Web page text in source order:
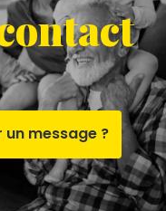
un message ?